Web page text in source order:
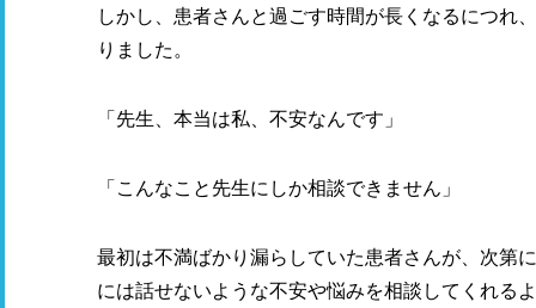
しかし、患者さんと過ごす時間が長くなるにつれ
りました。
「先生、本当は私、不安なんです」
「こんなこと先生にしか相談できません」
最初は不満ばかり漏らしていた患者さんが、次第
には話せないような不安や悩みを相談してくれる